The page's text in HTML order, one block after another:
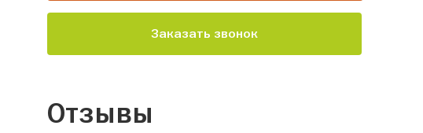
Заказать звонок
Отзывы